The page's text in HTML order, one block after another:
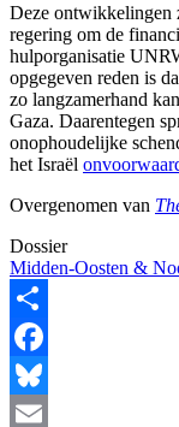
Deze ontwikkelingen
regering om de
hulporganisatie
opgegeven reden is
zo langzamerhand
Gaza. Daarentegen
onophoudelijke
het Israël
Overgenomen van
Dossier
Midden-Oosten &
Share
Facebook
Bluesky